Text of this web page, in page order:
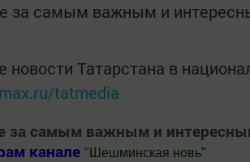
за самым важным и
новости Татарстана в
tatmedia
за самым важным и
канале " Шешминская новь"